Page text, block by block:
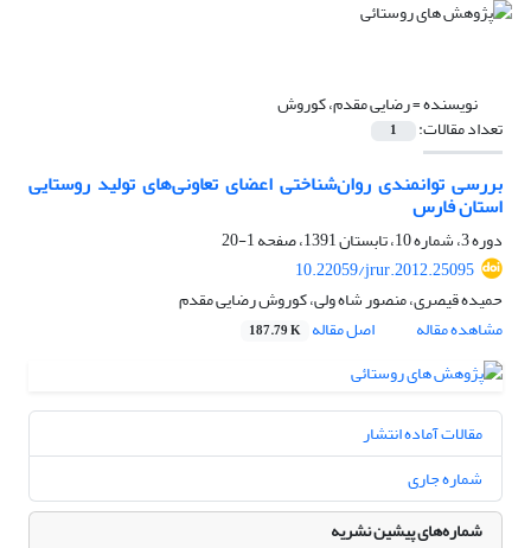
نویسنده =رضایی مقدم، کوروش
تعداد مقالات: 1
بررسی توانمندی روان‌شناختی اعضای تعاونی‌های تولید روستایی
استان فارس
دوره 3، شماره 10، تابستان 1391، صفحه
1-20
10.22059/jrur.2012.25095
حمیده قیصری، منصور شاه ولی، کوروش رضایی مقدم
مشاهده مقاله
اصل مقاله 187.79 K
مقالات آماده انتشار
شماره جاری
شماره‌های پیشین نشریه